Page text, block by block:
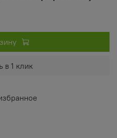
в 1 клик